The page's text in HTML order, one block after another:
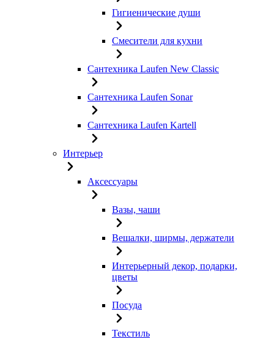
Гигиенические души
Смесители для кухни
Сантехника Laufen New Classic
Сантехника Laufen Sonar
Сантехника Laufen Kartell
Интерьер
Аксессуары
Вазы, чаши
Вешалки, ширмы, держатели
Интерьерный декор, подарки,
цветы
Посуда
Текстиль